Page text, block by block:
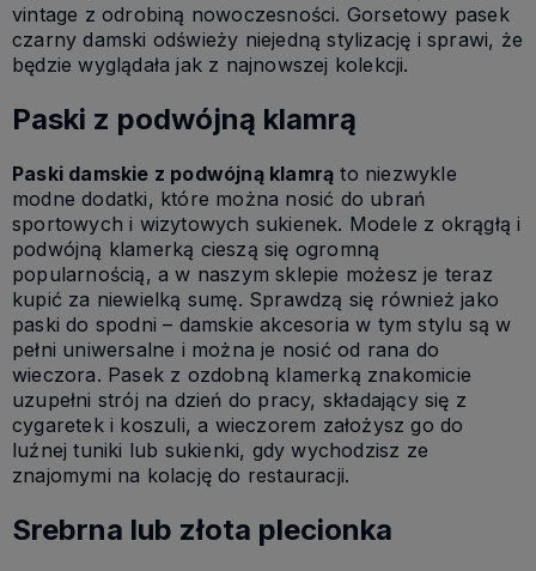
vintage z odrobiną nowoczesności. Gorsetowy pasek
czarny damski odświeży niejedną stylizację i sprawi, że
będzie wyglądała jak z najnowszej kolekcji.
Paski z podwójną klamrą
Paski damskie z podwójną klamrą to niezwykle
modne dodatki, które można nosić do ubrań
sportowych i wizytowych sukienek. Modele z okrągłą i
podwójną klamerką cieszą się ogromną
popularnością, a w naszym sklepie możesz je teraz
kupić za niewielką sumę. Sprawdzą się również jako
paski do spodni – damskie akcesoria w tym stylu są w
pełni uniwersalne i można je nosić od rana do
wieczora. Pasek z ozdobną klamerką znakomicie
uzupełni strój na dzień do pracy, składający się z
cygaretek i koszuli, a wieczorem założysz go do
luźnej tuniki lub sukienki, gdy wychodzisz ze
znajomymi na kolację do restauracji.
Srebrna lub złota plecionka